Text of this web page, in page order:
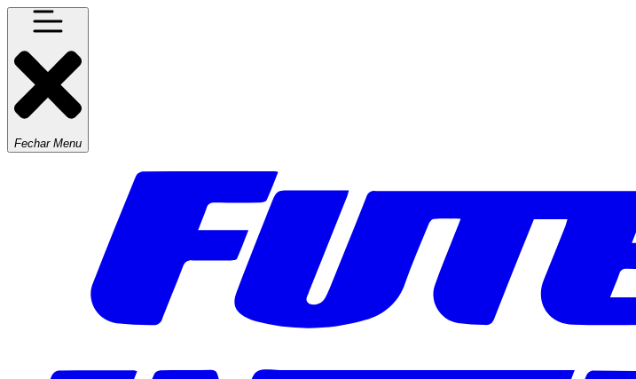
Fechar Menu